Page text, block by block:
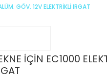
GÖV. 12V ELEKTRİKLİ IRGAT
İÇİN EC1000